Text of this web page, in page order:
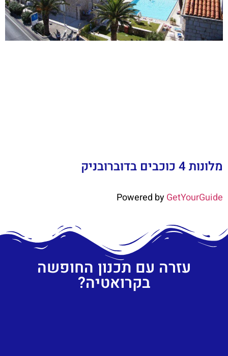
מלונות 4 כוכבים בדוברובניק
Powered byGetYourGuide
עזרה עם תכנון החופשה
בקרואטיה?